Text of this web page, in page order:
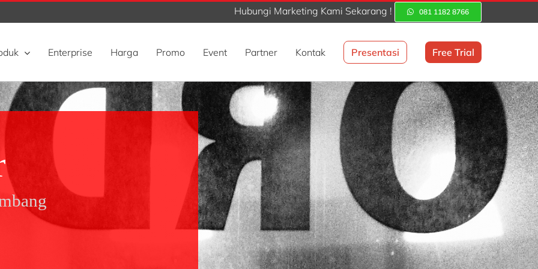
Hubungi Marketing Kami Sekarang ! 081 1182 8766
Enterprise Harga Promo Event Partner Kontak Presentasi Free Trial